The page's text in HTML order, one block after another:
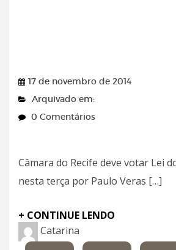
17 de novembro de 2014
Arquivado em:
0 Comentários
Câmara do Recife deve votar Lei
nesta terça por Paulo Veras […]
+ CONTINUE LENDO
Catarina